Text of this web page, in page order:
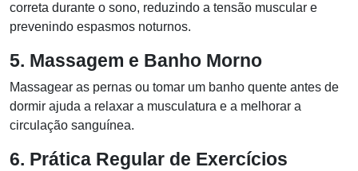
correta durante o sono, reduzindo a tensão muscular e
prevenindo espasmos noturnos.
5. Massagem e Banho Morno
Massagear as pernas ou tomar um banho quente antes de
dormir ajuda a relaxar a musculatura e a melhorar a
circulação sanguínea.
6. Prática Regular de Exercícios